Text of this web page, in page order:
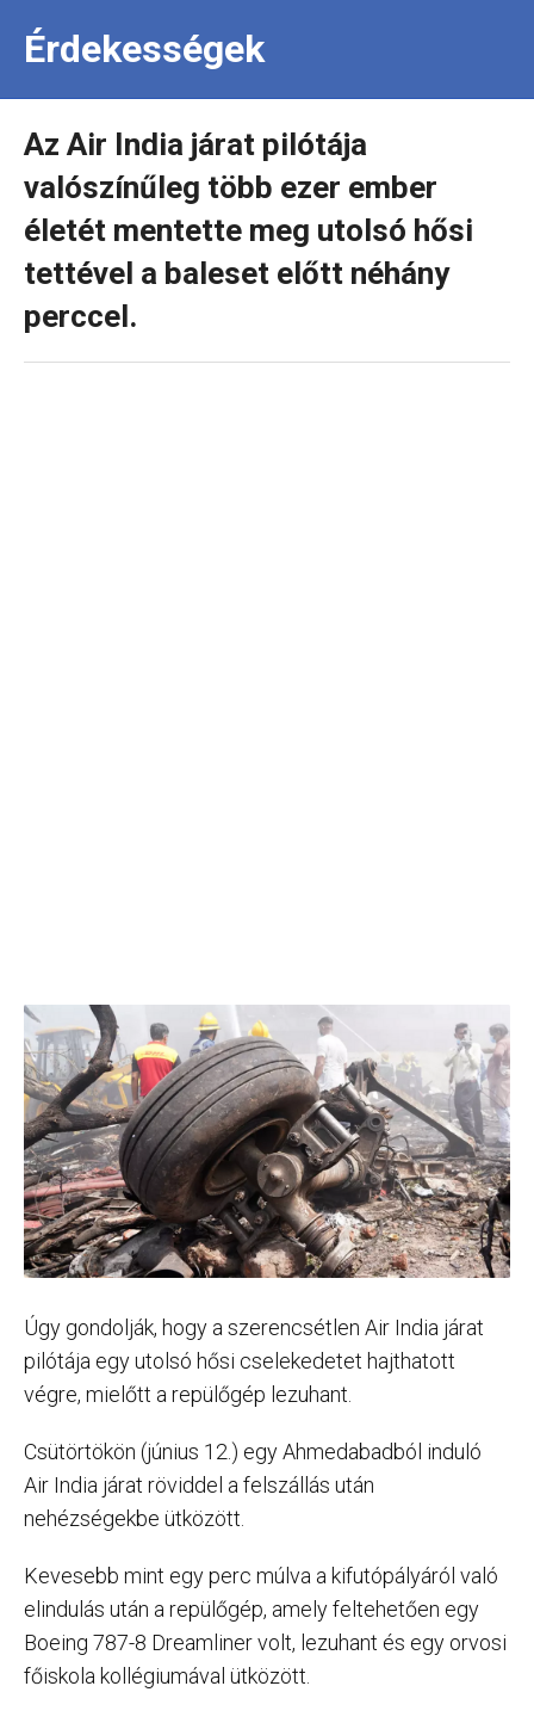
Érdekességek
Az Air India járat pilótája
valószínűleg több ezer ember
életét mentette meg utolsó hősi
tettével a baleset előtt néhány
perccel.
Úgy gondolják, hogy a szerencsétlen Air India járat
pilótája egy utolsó hősi cselekedetet hajthatott
végre, mielőtt a repülőgép lezuhant.
Csütörtökön (június 12.) egy Ahmedabadból induló
Air India járat röviddel a felszállás után
nehézségekbe ütközött.
Kevesebb mint egy perc múlva a kifutópályáról való
elindulás után a repülőgép, amely feltehetően egy
Boeing 787-8 Dreamliner volt, lezuhant és egy orvosi
főiskola kollégiumával ütközött.